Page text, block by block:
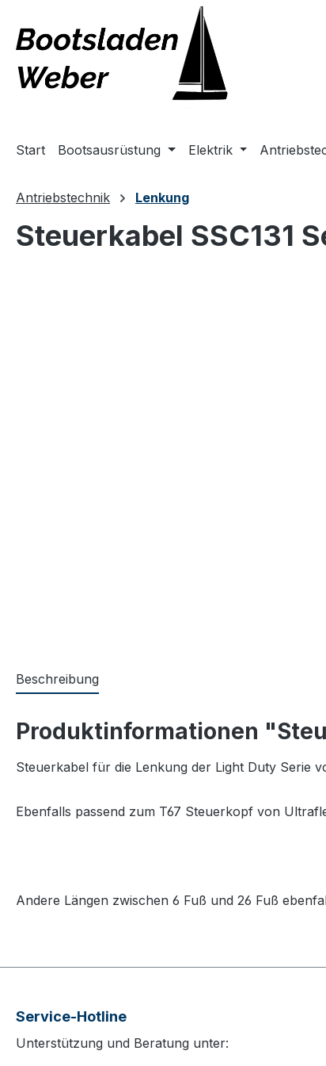
Zur Hauptnavigation springen
Start Bootsausrüstung Elektrik
Antriebstechnik Lenkung
Steuerkabel SSC131
Beschreibung
Produktinformationen
Steuerkabel für die Lenkung der Light Duty Serie
Ebenfalls passend zum T67 Steuerkopf von
Andere Längen zwischen 6 Fuß und 26 Fuß
Service-Hotline
Unterstützung und Beratung unter: